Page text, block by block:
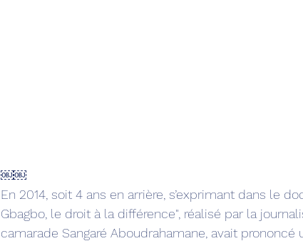
￼￼
En 2014, soit 4 ans en arrière, s’exprimant dans le
Gbagbo, le droit à la différence", réalisé par la
camarade Sangaré Aboudrahamane, avait